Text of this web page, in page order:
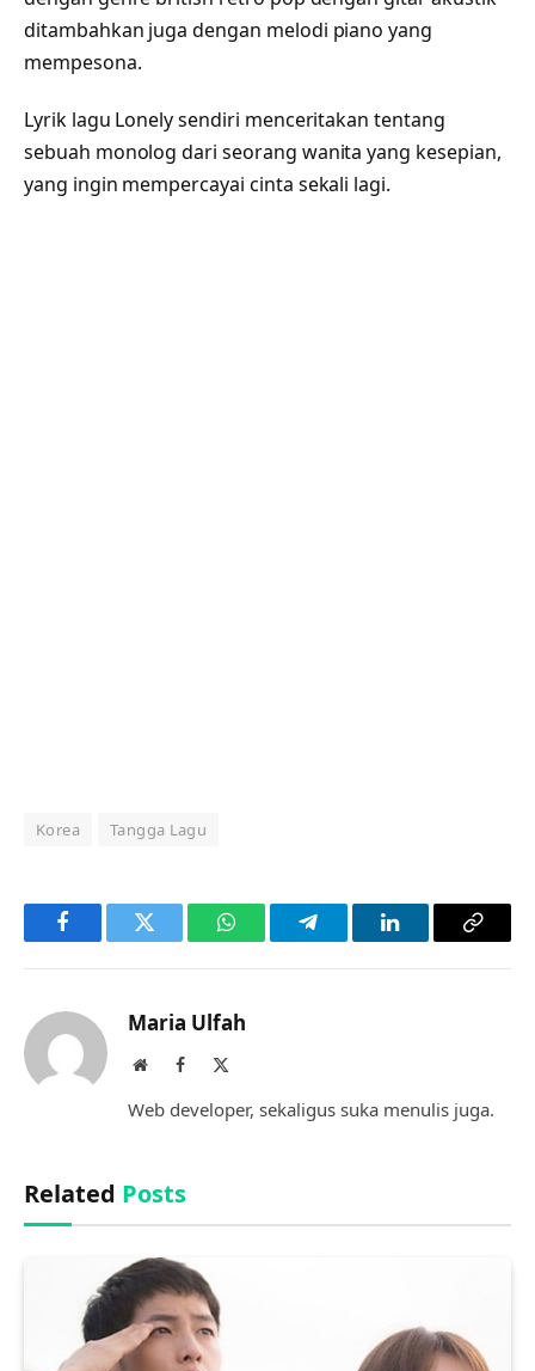
ditambahkan juga dengan melodi piano yang
mempesona.
Lyrik lagu Lonely sendiri menceritakan tentang
sebuah monolog dari seorang wanita yang kesepian,
yang ingin mempercayai cinta sekali lagi.
Korea Tangga Lagu
FacebookTwitter WhatsAppTelegramLinkedInCopy
Maria Ulfah
WebsiteFacebook
Web developer, sekaligus suka menulis juga.
Related Posts